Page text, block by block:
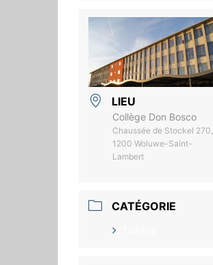
LIEU
Collège Don Bosco
Chaussée de Stockel 270,
1200 Woluwe-Saint-
Lambert
CATÉGORIE